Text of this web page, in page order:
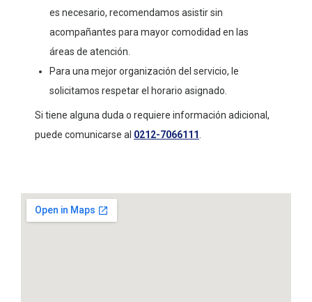
es necesario, recomendamos asistir sin
acompañantes para mayor comodidad en las
áreas de atención.
Para una mejor organización del servicio, le
solicitamos respetar el horario asignado.
Si tiene alguna duda o requiere información adicional,
puede comunicarse al 0212-7066111